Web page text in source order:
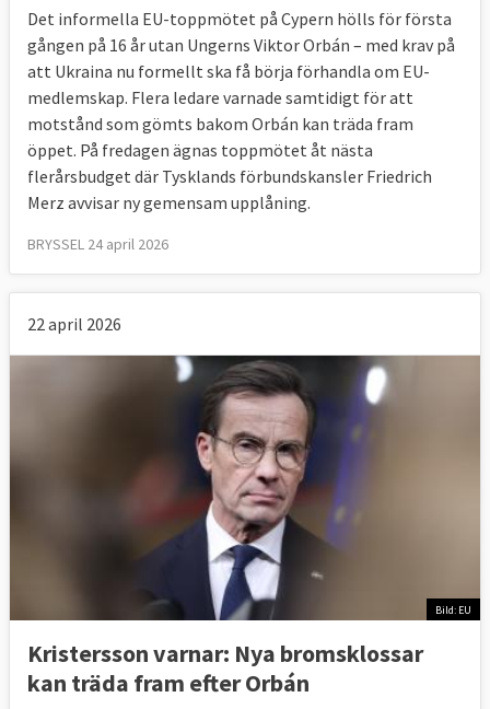
Det informella EU-toppmötet på Cypern hölls för första
gången på 16 år utan Ungerns Viktor Orbán – med krav på
att Ukraina nu formellt ska få börja förhandla om EU-
medlemskap. Flera ledare varnade samtidigt för att
motstånd som gömts bakom Orbán kan träda fram
öppet. På fredagen ägnas toppmötet åt nästa
flerårsbudget där Tysklands förbundskansler Friedrich
Merz avvisar ny gemensam upplåning.
BRYSSEL 24 april 2026
22 april 2026
Bild: EU
Kristersson varnar: Nya bromsklossar
kan träda fram efter Orbán